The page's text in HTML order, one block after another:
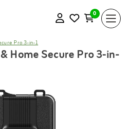
0
Pro 3-in-1
Home Secure Pro 3-in-